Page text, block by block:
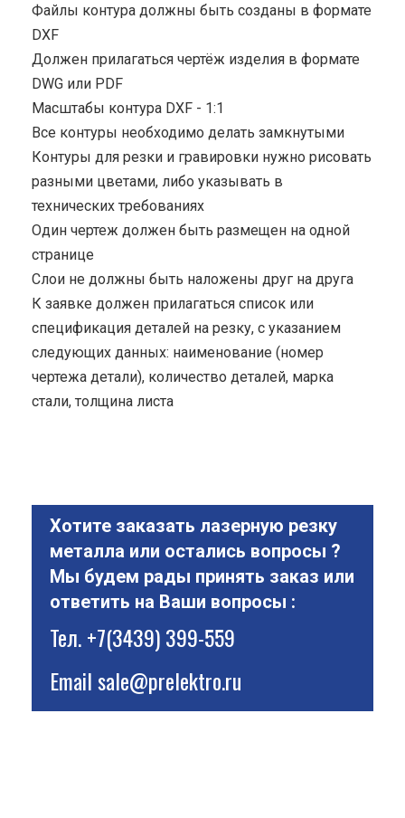
Файлы контура должны быть созданы в формате
DXF
Должен прилагаться чертёж изделия в формате
DWG или PDF
Масштабы контура DXF - 1:1
Все контуры необходимо делать замкнутыми
Контуры для резки и гравировки нужно рисовать
разными цветами, либо указывать в
технических требованиях
Один чертеж должен быть размещен на одной
странице
Cлои не должны быть наложены друг на друга
К заявке должен прилагаться список или
спецификация деталей на резку, с указанием
следующих данных: наименование (номер
чертежа детали), количество деталей, марка
стали, толщина листа
Хотите заказать лазерную резку
металла или остались вопросы ?
Мы будем рады принять заказ или
ответить на Ваши вопросы :
Тел.+7(3439) 399-559
Emailsale@prelektro.ru